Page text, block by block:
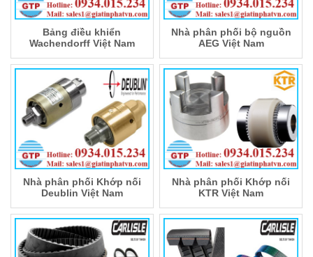
Bảng điều khiển
Wachendorff Việt Nam
Nhà phân phối bộ nguồn
AEG Việt Nam
Nhà phân phối Khớp nối
Deublin Việt Nam
Nhà phân phối Khớp nối
KTR Việt Nam